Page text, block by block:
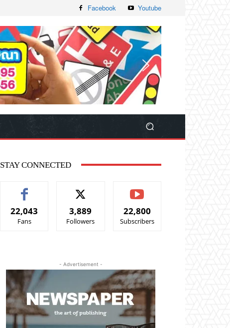
Facebook Youtube
STAY CONNECTED
22,043
Fans
3,889
Followers
22,800
Subscribers
- Advertisement -